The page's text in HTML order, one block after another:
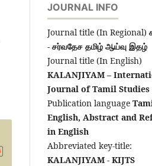
JOURNAL INFO
Journal title (In Regional)
- சர்வதேச தமிழ் ஆய்வு இதழ்
Journal title (In English)
KALANJIYAM –
Journal of Tamil Studies
Publication language
English, Abstract and
in English
Abbreviated key-title:
KALANJIYAM - KIJTS